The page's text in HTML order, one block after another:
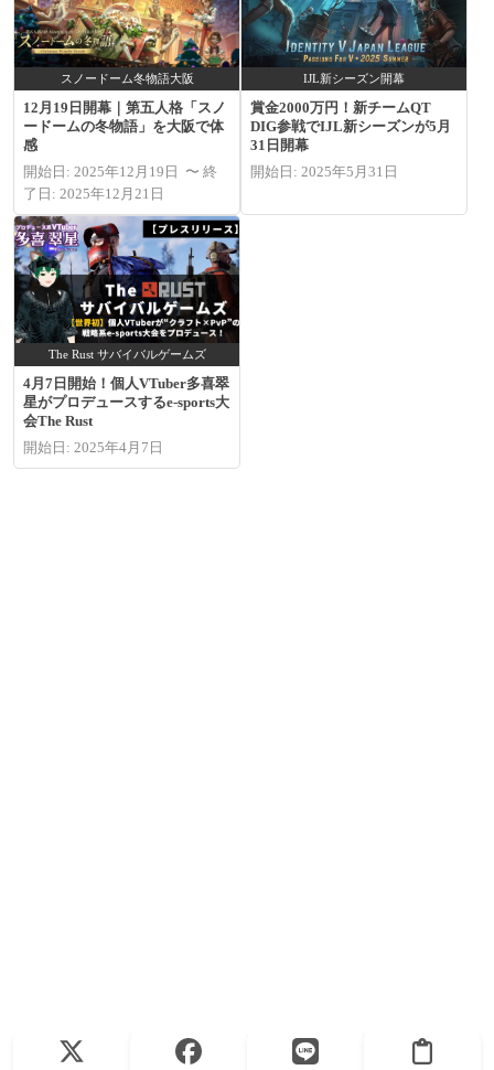
スノードーム冬物語大阪
12月19日開幕｜第五人格「スノ
ードームの冬物語」を大阪で体
感
開始日: 2025年12月19日 〜 終
了日: 2025年12月21日
IJL新シーズン開幕
賞金2000万円！新チームQT
DIG参戦でIJL新シーズンが5月
31日開幕
開始日: 2025年5月31日
The Rust サバイバルゲームズ
4月7日開始！個人VTuber多喜翠
星がプロデュースするe-sports大
会The Rust
開始日: 2025年4月7日